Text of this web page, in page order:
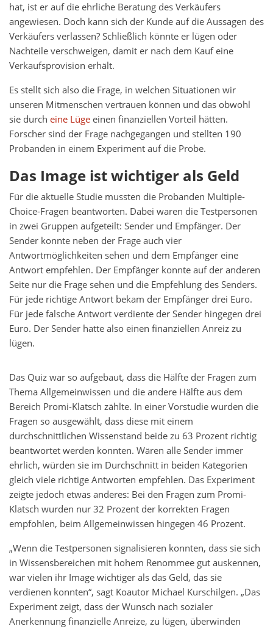
hat, ist er auf die ehrliche Beratung des Verkäufers
angewiesen. Doch kann sich der Kunde auf die Aussagen des
Verkäufers verlassen? Schließlich könnte er lügen oder
Nachteile verschweigen, damit er nach dem Kauf eine
Verkaufsprovision erhält.
Es stellt sich also die Frage, in welchen Situationen wir
unseren Mitmenschen vertrauen können und das obwohl
sie durch eine Lüge einen finanziellen Vorteil hätten.
Forscher sind der Frage nachgegangen und stellten 190
Probanden in einem Experiment auf die Probe.
Das Image ist wichtiger als Geld
Für die aktuelle Studie mussten die Probanden Multiple-
Choice-Fragen beantworten. Dabei waren die Testpersonen
in zwei Gruppen aufgeteilt: Sender und Empfänger. Der
Sender konnte neben der Frage auch vier
Antwortmöglichkeiten sehen und dem Empfänger eine
Antwort empfehlen. Der Empfänger konnte auf der anderen
Seite nur die Frage sehen und die Empfehlung des Senders.
Für jede richtige Antwort bekam der Empfänger drei Euro.
Für jede falsche Antwort verdiente der Sender hingegen drei
Euro. Der Sender hatte also einen finanziellen Anreiz zu
lügen.
Das Quiz war so aufgebaut, dass die Hälfte der Fragen zum
Thema Allgemeinwissen und die andere Hälfte aus dem
Bereich Promi-Klatsch zählte. In einer Vorstudie wurden die
Fragen so ausgewählt, dass diese mit einem
durchschnittlichen Wissenstand beide zu 63 Prozent richtig
beantwortet werden konnten. Wären alle Sender immer
ehrlich, würden sie im Durchschnitt in beiden Kategorien
gleich viele richtige Antworten empfehlen. Das Experiment
zeigte jedoch etwas anderes: Bei den Fragen zum Promi-
Klatsch wurden nur 32 Prozent der korrekten Fragen
empfohlen, beim Allgemeinwissen hingegen 46 Prozent.
„Wenn die Testpersonen signalisieren konnten, dass sie sich
in Wissensbereichen mit hohem Renommee gut auskennen,
war vielen ihr Image wichtiger als das Geld, das sie
verdienen konnten“, sagt Koautor Michael Kurschilgen. „Das
Experiment zeigt, dass der Wunsch nach sozialer
Anerkennung finanzielle Anreize, zu lügen, überwinden